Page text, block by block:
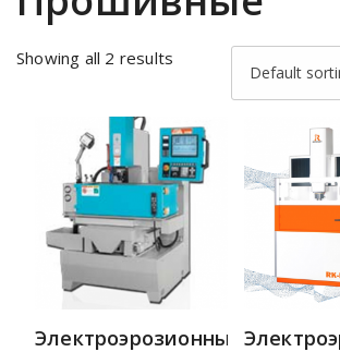
Showing all 2 results
Электроэрозионные